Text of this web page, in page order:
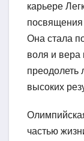
карьере
посвящения
Она стала
воля и вера
преодолеть
высоких
частью